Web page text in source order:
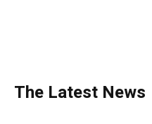
The Latest News